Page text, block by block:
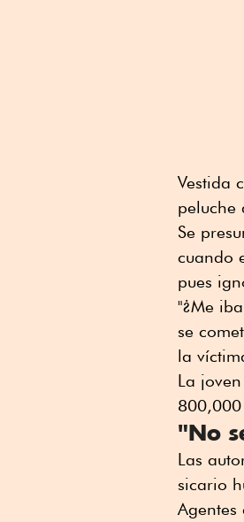
Vestida
peluche
Se
cuando
pues
"¿Me
se
la
La
"No
Las
sicario
Agentes